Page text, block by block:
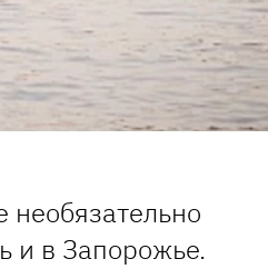
необязательно
и в Запорожье.